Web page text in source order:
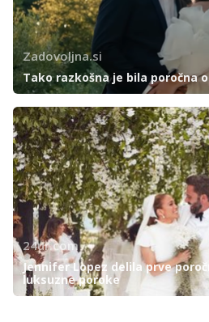
Zadovoljna.si
Tako razkošna je bila poročna
24ur.com
Jennifer Lopez delila prve
luksuzne poroke